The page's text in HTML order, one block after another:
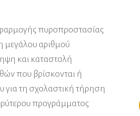
πυροπροστασίας
μεγάλου αριθμού
και καταστολή
που βρίσκονται ή
για τη σχολαστική τήρηση
προγράμματος